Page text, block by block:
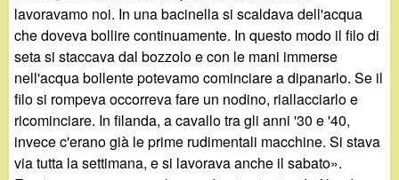
lavoravamo noi. In una bacinella si scaldava dell'acqua
che doveva bollire continuamente. In questo modo il filo di
seta si staccava dal bozzolo e con le mani immerse
nell'acqua bollente potevamo cominciare a dipanarlo. Se il
filo si rompeva occorreva fare un nodino, riallacciarlo e
ricominciare. In filanda, a cavallo tra gli anni '30 e '40,
invece c'erano già le prime rudimentali macchine. Si stava
via tutta la settimana, e si lavorava anche il sabato».